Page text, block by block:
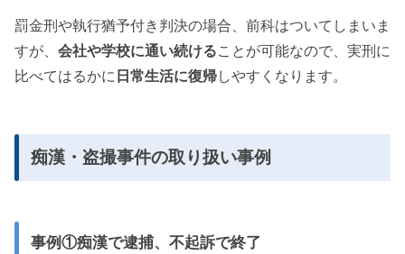
罰金刑や執行猶予付き判決の場合、前科はついてしまいま
すが、 会社や学校に通い続けることが可能なので、実刑に
比べてはるかに 日常生活に復帰しやすくなります。
痴漢・盗撮事件の取り扱い事例
事例①痴漢で逮捕、不起訴で終了